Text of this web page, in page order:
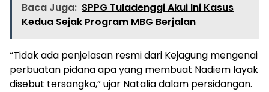
Baca Juga: SPPG Tuladenggi Akui Ini Kasus
Kedua Sejak Program MBG Berjalan
“Tidak ada penjelasan resmi dari Kejagung mengenai
perbuatan pidana apa yang membuat Nadiem layak
disebut tersangka,” ujar Natalia dalam persidangan.